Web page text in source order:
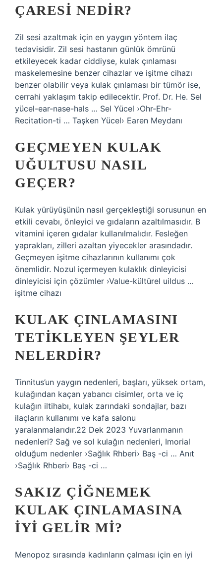
ÇARESI NEDIR?
Zil sesi azaltmak için en yaygın yöntem ilaç
tedavisidir. Zil sesi hastanın günlük ömrünü
etkileyecek kadar ciddiyse, kulak çınlaması
maskelemesine benzer cihazlar ve işitme cihazı
benzer olabilir veya kulak çınlaması bir tümör ise,
cerrahi yaklaşım takip edilecektir. Prof. Dr. He. Sel
yücel-ear-nase-hals … Sel Yücel ›Ohr-Ehr-
Recitation-ti … Taşken Yücel› Earen Meydanı
GEÇMEYEN KULAK
UĞULTUSU NASIL
GEÇER?
Kulak yürüyüşünün nasıl gerçekleştiği sorusunun en
etkili cevabı, önleyici ve gıdaların azaltılmasıdır. B
vitamini içeren gıdalar kullanılmalıdır. Fesleğen
yaprakları, zilleri azaltan yiyecekler arasındadır.
Geçmeyen işitme cihazlarının kullanımı çok
önemlidir. Nozul içermeyen kulaklık dinleyicisi
dinleyicisi için çözümler ›Value-kültürel uildus …
işitme cihazı
KULAK ÇINLAMASINI
TETIKLEYEN ŞEYLER
NELERDIR?
Tinnitus’un yaygın nedenleri, başları, yüksek ortam,
kulağından kaçan yabancı cisimler, orta ve iç
kulağın iltihabı, kulak zarındaki sondajlar, bazı
ilaçların kullanımı ve kafa salonu
yaralanmalarıdır.22 Dek 2023 Yuvarlanmanın
nedenleri? Sağ ve sol kulağın nedenleri, Imorial
olduğum nedenler ›Sağlık Rhberi› Baş -ci … Anıt
›Sağlık Rhberi› Baş -ci …
SAKIZ ÇIĞNEMEK
KULAK ÇINLAMASINA
IYI GELIR MI?
Menopoz sırasında kadınların çalması için en iyi